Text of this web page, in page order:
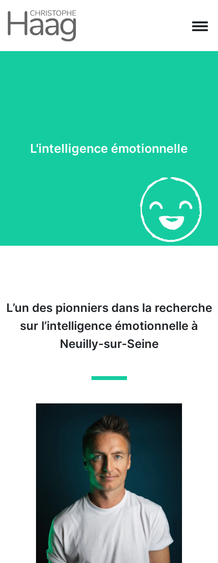
Navigation principale
L'intelligence émotionnelle
L’un des pionniers dans la recherche
sur l’intelligence émotionnelle à
Neuilly-sur-Seine